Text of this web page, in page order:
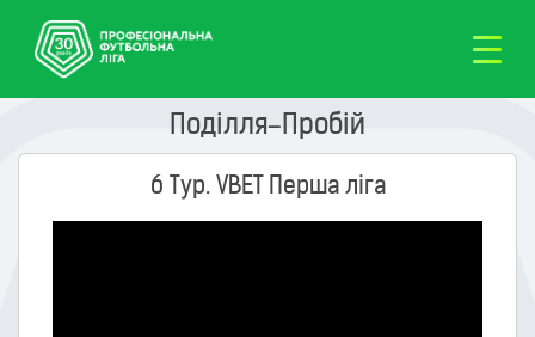
Поділля–Пробій
6 Тур. VBET Перша ліга